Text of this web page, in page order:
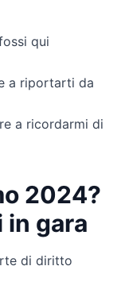
qui
a riportarti da
a ricordarmi di
2024?
in gara
di diritto